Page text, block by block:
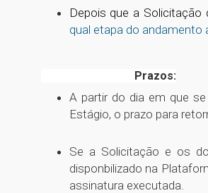
Depois que a Solicitação
qual etapa do
Prazos:
A partir do dia em que
Estágio, o prazo para
Se a Solicitação e os
disponbilizado na
assinatura executada.